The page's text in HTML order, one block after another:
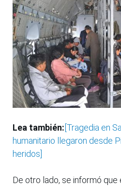
Lea también: [Tragedia en
humanitario llegaron desde
heridos]
De otro lado, se informó